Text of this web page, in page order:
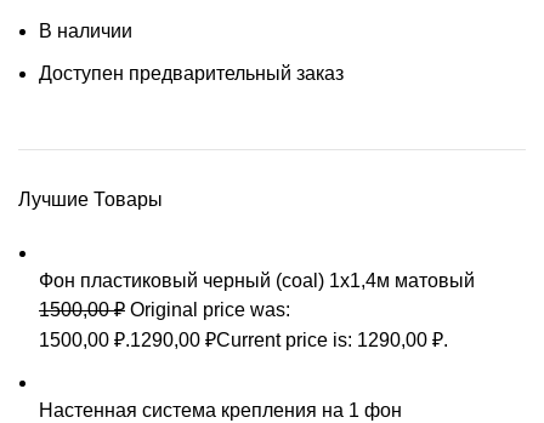
В наличии
Доступен предварительный заказ
Лучшие Товары
Фон пластиковый черный (coal) 1х1,4м матовый
1500,00₽ Original price was:
1500,00 ₽.1290,00 ₽Current price is: 1290,00 ₽.
Настенная система крепления на 1 фон